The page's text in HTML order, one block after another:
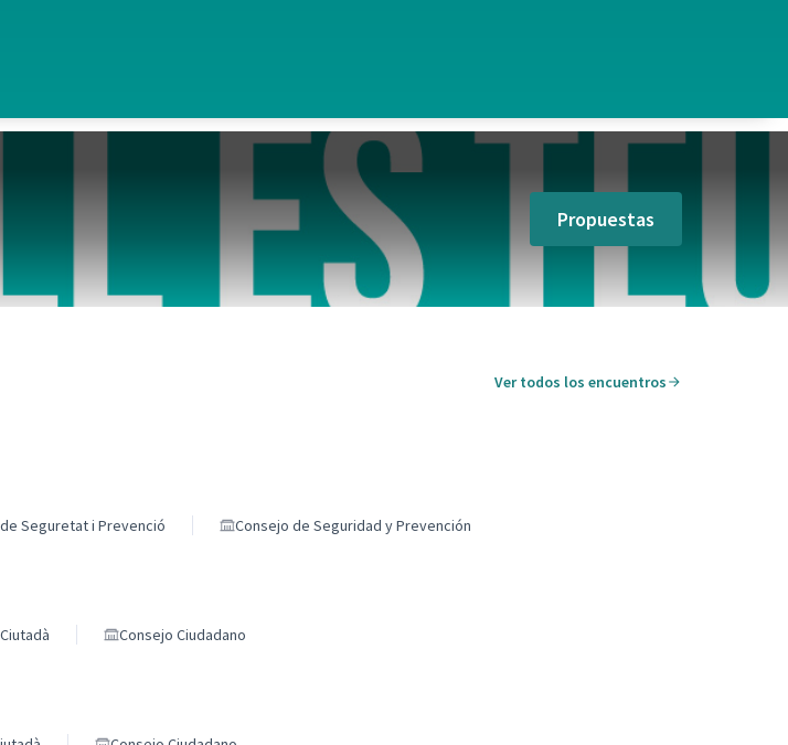
Propuestas
Ver todos los encuentros
como puntos en el mapa. El elemento se puede utilizar con un lector de pantalla pero puede ser difícil
Seguretat i Prevenció Consejo de Seguridad y Prevención
Consejo Ciudadano